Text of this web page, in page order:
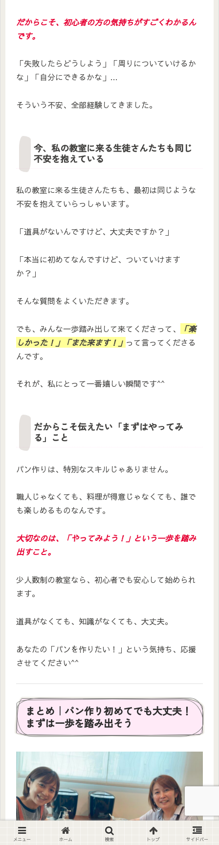
だからこそ、初心者の方の気持ちがすごくわかるん
です。
「失敗したらどうしよう」「周りについていけるか
な」「自分にできるかな」…
そういう不安、全部経験してきました。
今、私の教室に来る生徒さんたちも同じ
不安を抱えている
私の教室に来る生徒さんたちも、最初は同じような
不安を抱えていらっしゃいます。
「道具がないんですけど、大丈夫ですか？」
「本当に初めてなんですけど、ついていけます
か？」
そんな質問をよくいただきます。
でも、みんな一歩踏み出して来てくださって、
「楽
しかった！」「また来ます！」 って言ってくださる
んです。
それが、私にとって一番嬉しい瞬間です^^
だからこそ伝えたい「まずはやってみ
る」こと
パン作りは、特別なスキルじゃありません。
職人じゃなくても、料理が得意じゃなくても、誰で
も楽しめるものなんです。
大切なのは、「やってみよう！」という一歩を踏み
出すこと。
少人数制の教室なら、初心者でも安心して始められ
ます。
道具がなくても、知識がなくても、大丈夫。
あなたの「パンを作りたい！」という気持ち、応援
させてください^^
まとめ｜パン作り初めてでも大丈夫！
まずは一歩を踏み出そう
メニュー ホーム 検索 トップ サイドバー